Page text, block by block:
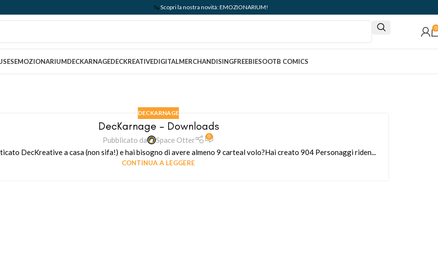
🦦 Scopri la nostra novità: EMOZIONARIUM!
0
EMOZIONARIUMDECKARNAGEDECKREATIVEDIGITALMERCHANDISINGFREEBIESOOTB COMICS
DECKARNAGE
DecKarnage – Downloads
Pubblicato da Space Otter 0
DecKreative a casa (non sifa!) e hai bisogno di avere almeno 9 carteal volo?Hai creato 904 Personaggi riden...
CONTINUA A LEGGERE